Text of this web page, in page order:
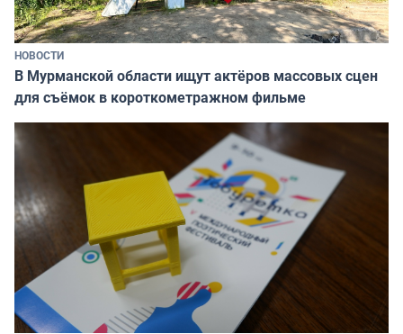
НОВОСТИ
В Мурманской области ищут актёров массовых сцен
для съёмок в короткометражном фильме